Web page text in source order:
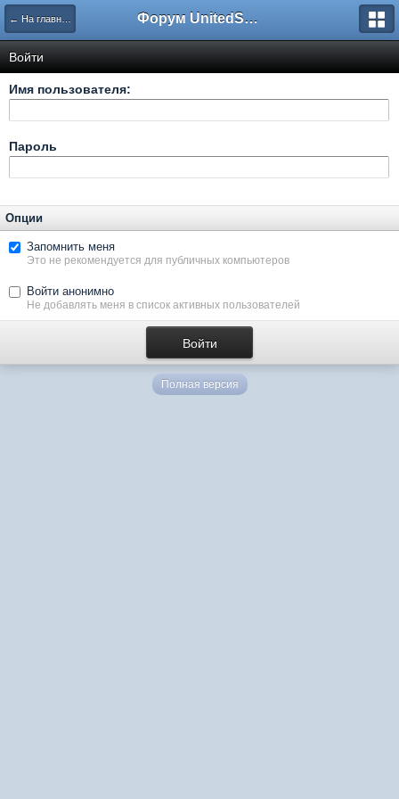
← На главную Форум UnitedSouth
Войти
Имя пользователя:
Пароль
Опции
Запомнить меня
Это не рекомендуется для публичных компьютеров
Войти анонимно
Не добавлять меня в список активных пользователей
Полная версия